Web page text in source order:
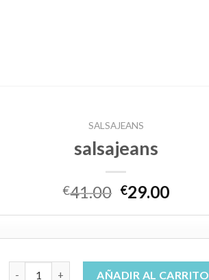
SALSAJEANS
salsajeans
€41.00 €29.00
AÑADIR AL CARRITO